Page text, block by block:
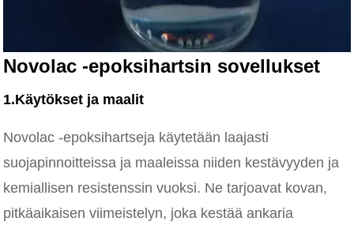
Novolac -epoksihartsin sovellukset
1.Käytökset ja maalit
Novolac -epoksihartseja käytetään laajasti
suojapinnoitteissa ja maaleissa niiden kestävyyden ja
kemiallisen resistenssin vuoksi. Ne tarjoavat kovan,
pitkäaikaisen viimeistelyn, joka kestää ankaria